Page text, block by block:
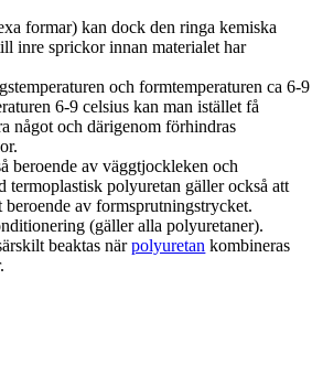
formar) kan dock den ringa kemiska
inre sprickor innan materialet har
och formtemperaturen ca 6-9
6-9 celsius kan man istället få
något och därigenom förhindras
beroende av väggtjockleken och
termoplastisk polyuretan gäller också att
av formsprutningstrycket.
(gäller alla polyuretaner).
beaktas närpolyuretan kombineras